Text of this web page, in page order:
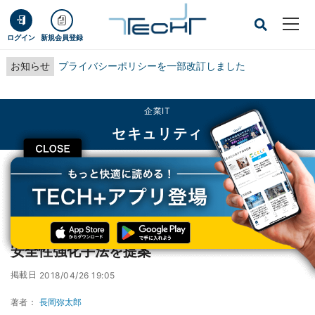
ログイン 新規会員登録
お知らせ プライバシーポリシーを一部改訂しました
CLOSE
企業IT
セキュリティ
TECH+ 企業IT
セキュリティ
NTT、量子コンピュータでも改ざん不可能な安全性強化手法を提案
NTT、量子コンピュータでも改ざん不可能な
安全性強化手法を提案
掲載日 2018/04/26 19:05
著者： 長岡弥太郎